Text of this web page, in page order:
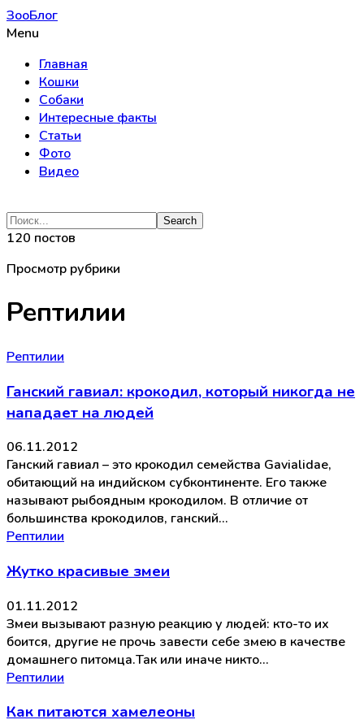
ЗооБлог
Menu
Главная
Кошки
Собаки
Интересные факты
Статьи
Фото
Видео
120 постов
Просмотр рубрики
Рептилии
Рептилии
Ганский гавиал: крокодил, который никогда не
нападает на людей
06.11.2012
Ганский гавиал – это крокодил семейства Gavialidae,
обитающий на индийском субконтиненте. Его также
называют рыбоядным крокодилом. В отличие от
большинства крокодилов, ганский…
Рептилии
Жутко красивые змеи
01.11.2012
Змеи вызывают разную реакцию у людей: кто-то их
боится, другие не прочь завести себе змею в качестве
домашнего питомца.Так или иначе никто…
Рептилии
Как питаются хамелеоны